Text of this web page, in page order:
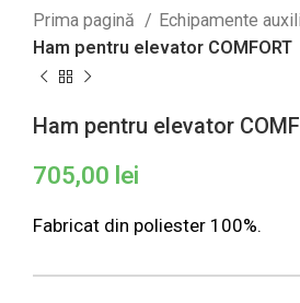
Prima pagină Echipamente
Ham pentru elevator COMFORT
Ham pentru elevator
705,00 lei
Fabricat din poliester 100%.